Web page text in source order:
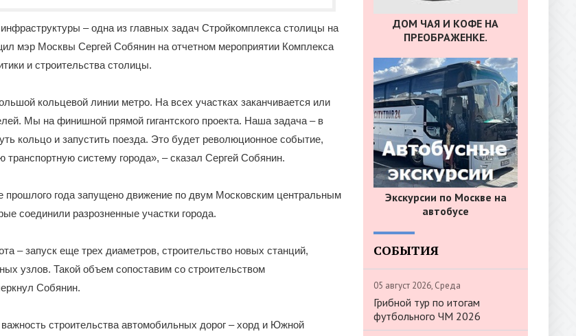
– одна из главных задач Стройкомплекса столицы на
мэр Москвы Сергей Собянин на отчетном мероприятии Комплекса
и строительства столицы.
кольцевой линии метро. На всех участках заканчивается или
Мы на финишной прямой гигантского проекта. Наша задача – в
кольцо и запустить поезда. Это будет революционное событие,
транспортную систему города», – сказал Сергей Собянин.
прошлого года запущено движение по двум Московским центральным
соединили разрозненные участки города.
– запуск еще трех диаметров, строительство новых станций,
узлов. Такой объем сопоставим со строительством
Собянин.
важность строительства автомобильных дорог – хорд и Южной
ДОМ ЧАЯ И КОФЕ НА
ПРЕОБРАЖЕНКЕ.
Экскурсии по Москве на
автобусе
СОБЫТИЯ
05 август 2026, Среда
Грибной тур по итогам
футбольного ЧМ 2026